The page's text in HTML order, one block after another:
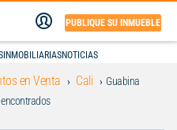
PUBLIQUE SU INMUEBLE
INMOBILIARIASNOTICIAS
en Venta Cali
Guabina